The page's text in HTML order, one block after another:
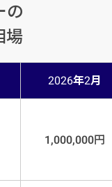
の
場
2026年2月
1,000,000円